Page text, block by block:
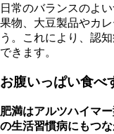
日常のバランスのよ
果物、大豆製品やカ
う。これにより、認
できます。
お腹いっぱい食べ
肥満はアルツハイマ
の生活習慣病にもつ